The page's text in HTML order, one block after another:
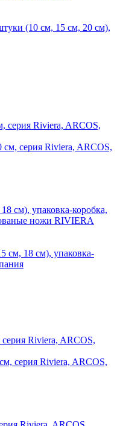
(10 см, 15 см, 20 см),
серия Riviera, ARCOS,
см, 18 см), упаковка-
серия Riviera, ARCOS,